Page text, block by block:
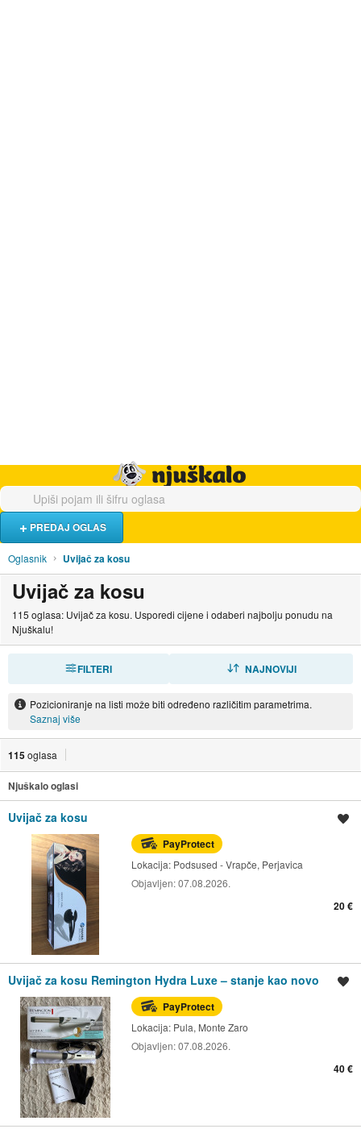
PREDAJ OGLAS
Oglasnik Uvijač za kosu
Uvijač za kosu
115 oglasa: Uvijač za kosu. Usporedi cijene i odaberi najbolju ponudu na
Njuškalu!
FILTERI NAJNOVIJI
Pozicioniranje na listi može biti određeno različitim parametrima.
Saznaj više
115oglasa
Njuškalo oglasi
Uvijač za kosu
PayProtect
Lokacija: Podsused - Vrapče, Perjavica
Objavljen:07.08.2026.
20 €
Uvijač za kosu Remington Hydra Luxe – stanje kao novo
PayProtect
Lokacija: Pula, Monte Zaro
Objavljen:07.08.2026.
40 €